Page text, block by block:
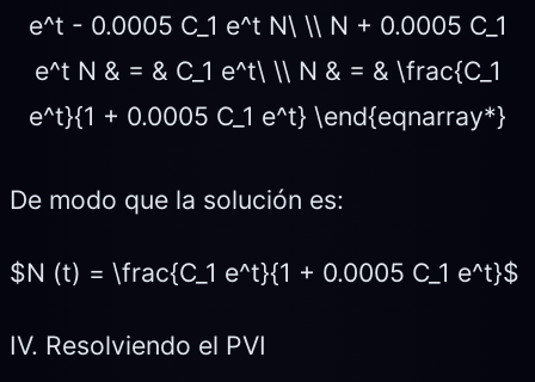
e^t - 0.0005 C_1 e^t N\ \\ N + 0.0005 C_1
e^t N & = & C_1 e^t\ \\ N & = & \frac{C_1
e^t}{1 + 0.0005 C_1 e^t} \end{eqnarray*}
De modo que la solución es:
$N (t) = \frac{C_1 e^t}{1 + 0.0005 C_1 e^t}$
IV. Resolviendo el PVI